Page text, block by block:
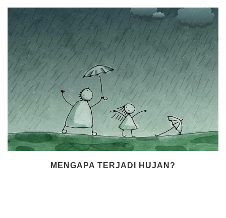
MENGAPA TERJADI HUJAN?